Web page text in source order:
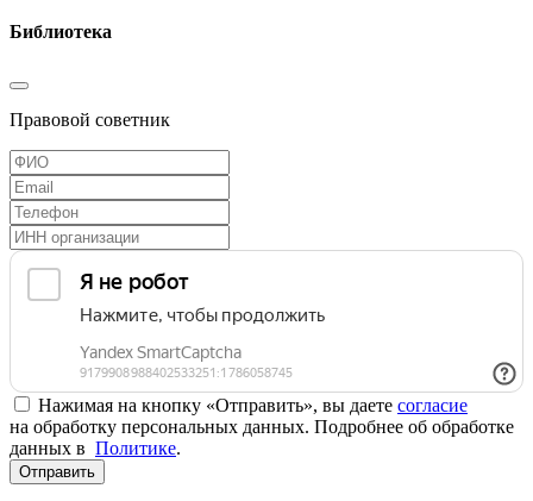
Библиотека
Правовой советник
Нажимая на кнопку «Отправить», вы даете согласие
на обработку персональных данных. Подробнее об обработке
данных в Политике.
Отправить